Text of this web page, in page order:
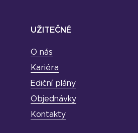
UŽITEČNÉ
O nás
Kariéra
Ediční plány
Objednávky
Kontakty